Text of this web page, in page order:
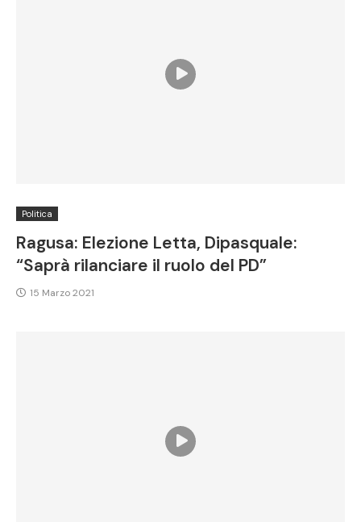
Politica
Ragusa: Elezione Letta, Dipasquale:
“Saprà rilanciare il ruolo del PD”
15 Marzo 2021